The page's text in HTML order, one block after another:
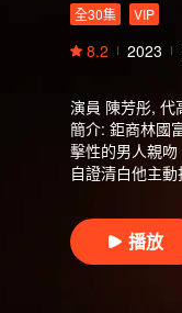
全30集 VIP
8.2 2023
演員 陳芳彤, 代
簡介: 鉅商林國
擊性的男人親
自證清白他主
手傷到秦墨堯
播放